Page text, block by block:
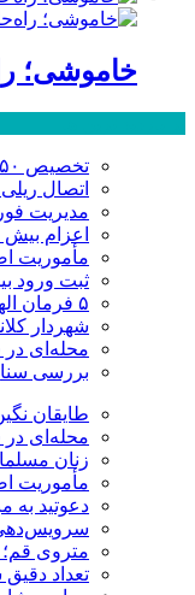
خاموشی؛
تخصیص ۱۳۵۰ میلیارد ریال برای فاز دوم آزادراه شهید سلیمانی قم
اتصال
مدیریت
اعزام بیش از ۴۰ هزار زائر اربعین از پایانه‌های قم به
مأموریت
ثبت ورود بیش از ۶۰ هزار خودرو به پارکینگ‌های هسته
۵ فرمان الهی به پیامبر(ص) برای موفقیت و تعالی جامعه
شهردار
محله‌ای
بررسی
طایقان
محله‌ای
زنان
مأموریت
دعوتید
سرویس‌دهی
متروی قم؛
تعداد